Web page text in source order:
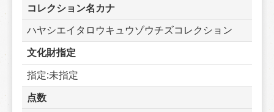
コレクション名カナ
ハヤシエイタロウキュウゾウチズコレクション
文化財指定
指定:未指定
点数